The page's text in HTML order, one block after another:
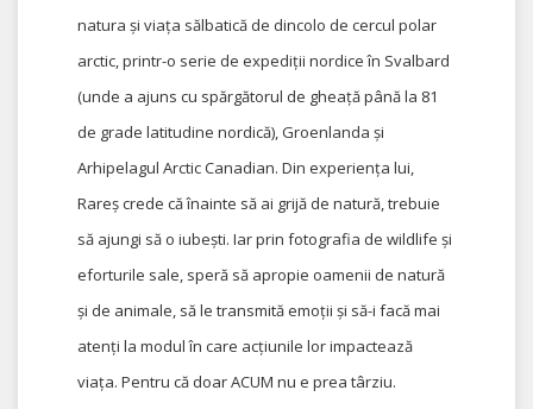
natura și viața sălbatică de dincolo de cercul polar
arctic, printr-o serie de expediții nordice în Svalbard
(unde a ajuns cu spărgătorul de gheață până la 81
de grade latitudine nordică), Groenlanda și
Arhipelagul Arctic Canadian. Din experiența lui,
Rareș crede că înainte să ai grijă de natură, trebuie
să ajungi să o iubești. Iar prin fotografia de wildlife și
eforturile sale, speră să apropie oamenii de natură
și de animale, să le transmită emoții și să-i facă mai
atenți la modul în care acțiunile lor impactează
viața. Pentru că doar ACUM nu e prea târziu.